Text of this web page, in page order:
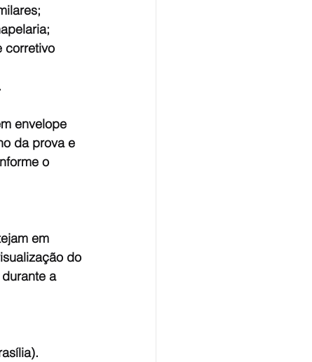
corretivo
envelope
da prova e
o
em
do
a